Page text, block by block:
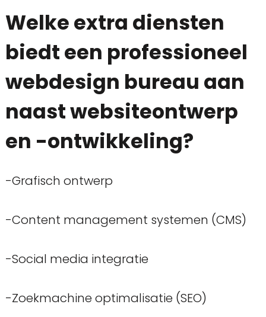
Welke extra diensten
biedt een professioneel
webdesign bureau aan
naast websiteontwerp
en -ontwikkeling?
-Grafisch ontwerp
-Content management systemen (CMS)
-Social media integratie
-Zoekmachine optimalisatie (SEO)